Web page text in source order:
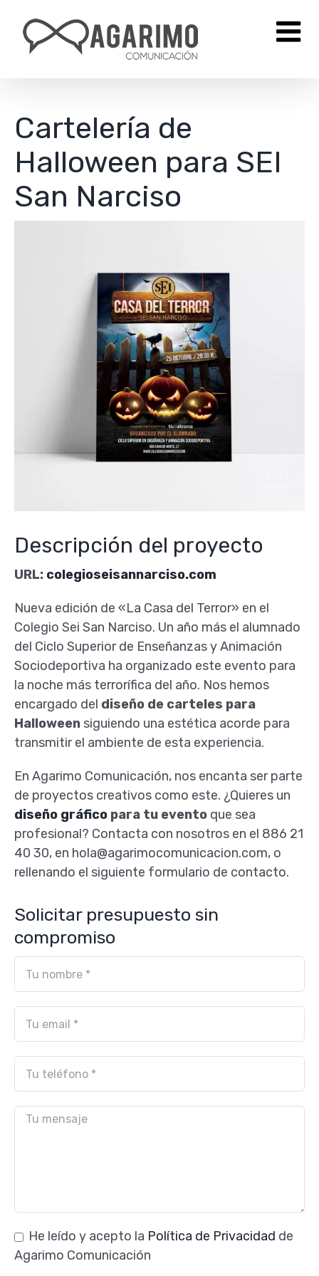
contenido
Cartelería de
Halloween para SEI
San Narciso
Descripción del proyecto
URL: colegioseisannarciso.com
Nueva edición de «La Casa del Terror» en el
Colegio Sei San Narciso. Un año más el alumnado
del Ciclo Superior de Enseñanzas y Animación
Sociodeportiva ha organizado este evento para
la noche más terrorífica del año. Nos hemos
encargado del diseño de carteles para
Halloweensiguiendo una estética acorde para
transmitir el ambiente de esta experiencia.
En Agarimo Comunicación, nos encanta ser parte
de proyectos creativos como este. ¿Quieres un
diseño gráficopara tu eventoque sea
profesional? Contacta con nosotros en el 886 21
40 30, en hola@agarimocomunicacion.com, o
rellenando el siguiente formulario de contacto.
Solicitar presupuesto sin
compromiso
He leído y acepto la Política de Privacidad de
Agarimo Comunicación